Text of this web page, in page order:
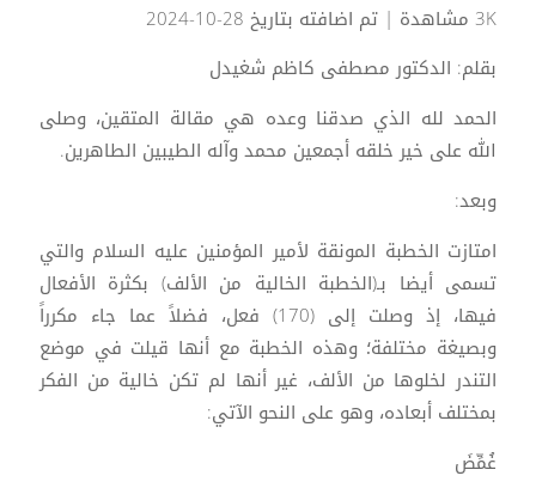
3K مشاهدة
| تم اضافته بتاريخ 28-10-2024
بقلم: الدكتور مصطفى كاظم شغيدل
الحمد لله الذي صدقنا وعده هي مقالة المتقين، وصلى
الله على خير خلقه أجمعين محمد وآله الطيبين الطاهرين.
وبعد:
امتازت الخطبة المونقة لأمير المؤمنين عليه السلام والتي
تسمى أيضا بـ(الخطبة الخالية من الألف) بكثرة الأفعال
فيها، إذ وصلت إلى (170) فعل، فضلاً عما جاء مكرراً
وبصيغة مختلفة؛ وهذه الخطبة مع أنها قيلت في موضع
التندر لخلوها من الألف، غير أنها لم تكن خالية من الفكر
بمختلف أبعاده، وهو على النحو الآتي:
غُمِّضَ